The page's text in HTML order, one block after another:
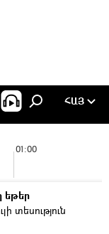
ՀԱՅ
01:00
եթեր
տեսություն